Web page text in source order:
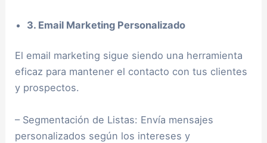
3. Email Marketing Personalizado
El email marketing sigue siendo una herramienta
eficaz para mantener el contacto con tus clientes
y prospectos.
– Segmentación de Listas: Envía mensajes
personalizados según los intereses y